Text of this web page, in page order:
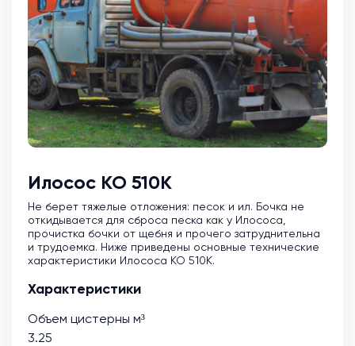
Илосос КО 510К
Не берет тяжелые отложения: песок и ил. Бочка не
откидывается для сброса песка как у Илососа,
прочистка бочки от щебня и прочего затруднительна
и трудоемка. Ниже приведены основные технические
характеристики Илососа КО 510К.
Характеристики
Объем цистерны м³
3.25